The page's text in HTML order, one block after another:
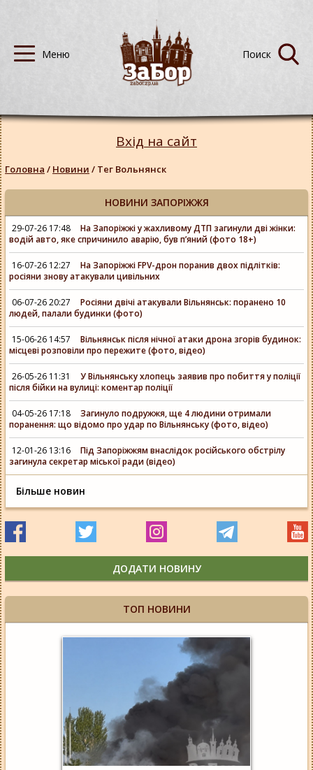
Вхід на сайт
Головна / Новини / Тег Вольнянск
НОВИНИ ЗАПОРІЖЖЯ
29-07-26 17:48
На Запоріжжі у жахливому ДТП загинули дві жінки:
водій авто, яке спричинило аварію, був пʼяний (фото 18+)
16-07-26 12:27
На Запоріжжі FPV-дрон поранив двох підлітків:
росіяни знову атакували цивільних
06-07-26 20:27
Росіяни двічі атакували Вільнянськ: поранено 10
людей, палали будинки (фото)
15-06-26 14:57
Вільнянськ після нічної атаки дрона згорів будинок:
місцеві розповіли про пережите (фото, відео)
26-05-26 11:31
У Вільнянську хлопець заявив про побиття у поліції
після бійки на вулиці: коментар поліції
04-05-26 17:18
Загинуло подружжя, ще 4 людини отримали
поранення: що відомо про удар по Вільнянську (фото, відео)
12-01-26 13:16
Під Запоріжжям внаслідок російського обстрілу
загинула секретар міської ради (відео)
Більше новин
ДОДАТИ НОВИНУ
ТОП НОВИНИ